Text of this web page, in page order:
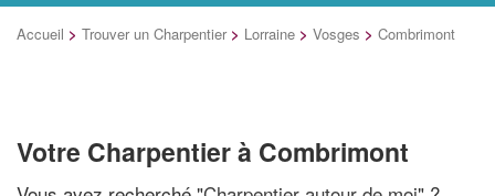
Accueil > Trouver un Charpentier > Lorraine > Vosges > Combrimont
Votre Charpentier à Combrimont